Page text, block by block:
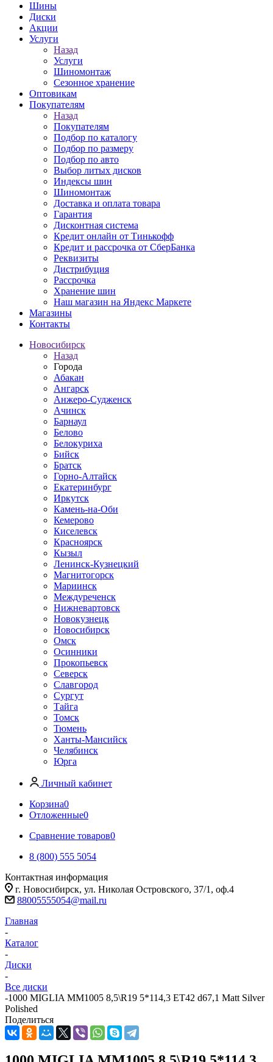
Шины
Диски
Акции
Услуги
Назад
Услуги
Шиномонтаж
Сезонное хранение
Оптовикам
Покупателям
Назад
Покупателям
Подбор по каталогу
Подбор по размеру
Подбор по авто
Выбор литых дисков
Индексы шин
Шиномонтаж
Доставка и оплата товара
Гарантия
Дисконтная система
Кредит онлайн от Тинькофф
Кредит и рассрочка от СберБанка
Реквизиты
Дистрибуция
Рассрочка
Хранение шин
Наш магазин на Яндекс Маркете
Магазины
Контакты
Новосибирск
Назад
Города
Абакан
Ангарск
Анжеро-Судженск
Ачинск
Барнаул
Белово
Белокуриха
Бийск
Братск
Горно-Алтайск
Екатеринбург
Иркутск
Камень-на-Оби
Кемерово
Киселевск
Красноярск
Кызыл
Ленинск-Кузнецкий
Магнитогорск
Мариинск
Междуреченск
Нижневартовск
Новокузнецк
Новосибирск
Омск
Осинники
Прокопьевск
Северск
Славгород
Сургут
Тайга
Томск
Тюмень
Ханты-Мансийск
Челябинск
Юрга
Личный кабинет
Корзина0
Отложенные0
Сравнение товаров0
8 (800) 555 5054
Контактная информация
г. Новосибирск, ул. Николая Островского, 37/1, оф.4
88005555054@mail.ru
Главная
-
Каталог
-
Диски
-
Все диски
-1000 MIGLIA MM1005 8,5\R19 5*114,3 ET42 d67,1 Matt Silver
Polished
Поделиться